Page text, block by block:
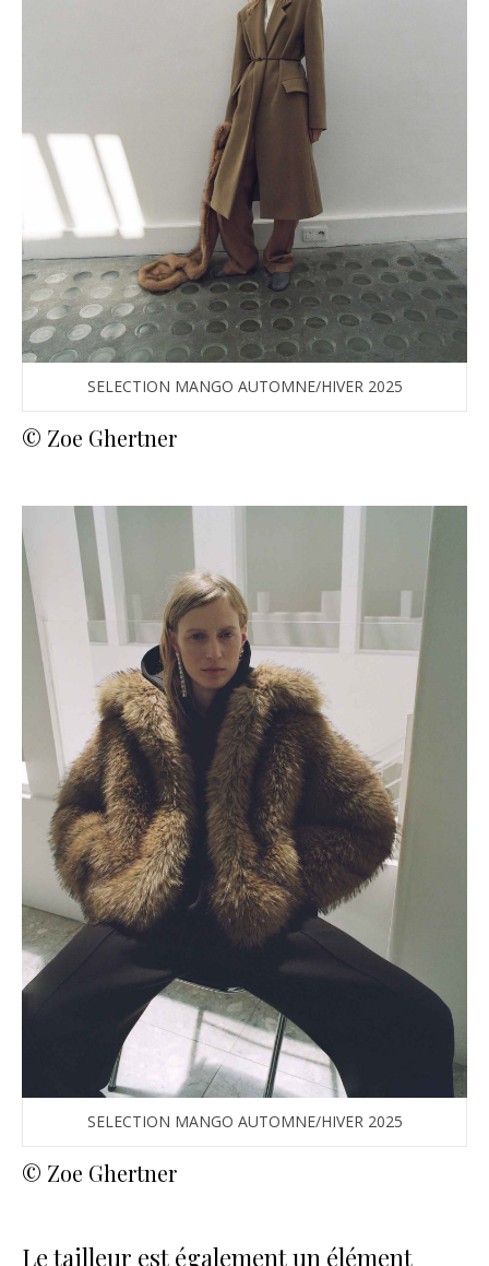
SELECTION MANGO AUTOMNE/HIVER 2025
© Zoe Ghertner
SELECTION MANGO AUTOMNE/HIVER 2025
© Zoe Ghertner
Le tailleur est également un élément